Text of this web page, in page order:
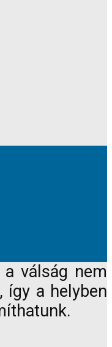
válság nem
így a helyben